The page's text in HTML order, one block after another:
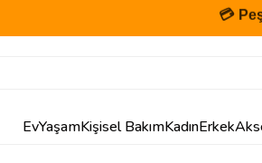
🎁 İlk
EvYaşamKişisel BakımKadınErkek